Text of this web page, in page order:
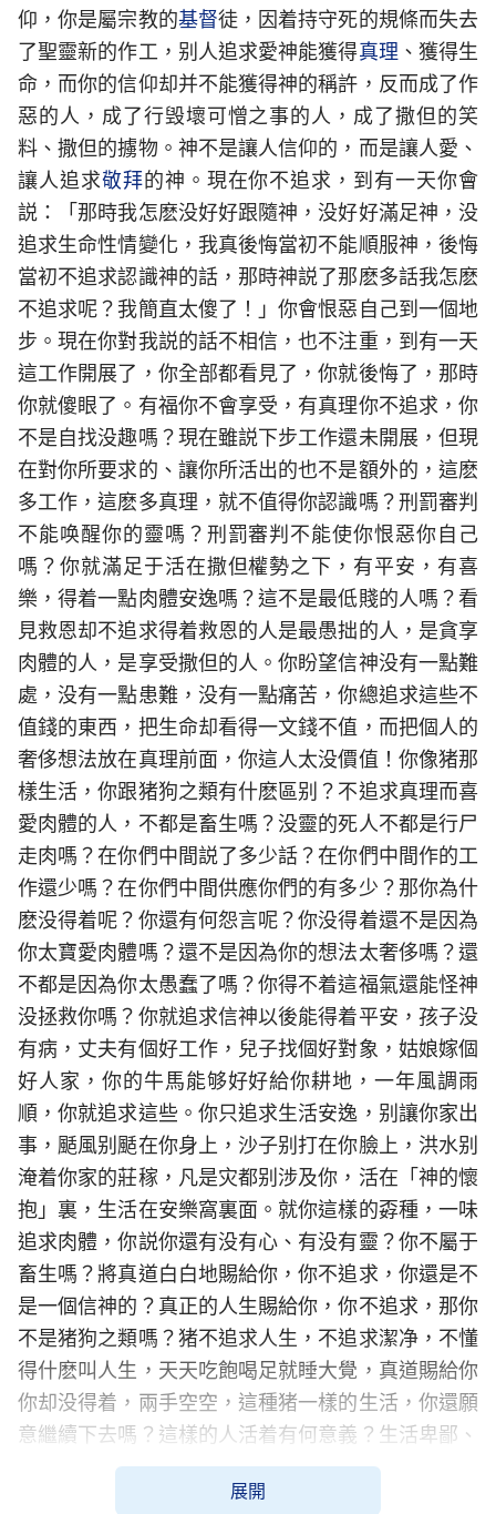
仰，你是屬宗教的基督徒，因着持守死的規條而失去
了聖靈新的作工，别人追求愛神能獲得真理 、獲得生
命，而你的信仰却并不能獲得神的稱許，反而成了作
惡的人，成了行毁壞可憎之事的人，成了撒但的笑
料、撒但的擄物。神不是讓人信仰的，而是讓人愛、
讓人追求敬拜的神。現在你不追求，到有一天你會
説：「那時我怎麽没好好跟隨神，没好好滿足神，没
追求生命性情變化，我真後悔當初不能順服神，後悔
當初不追求認識神的話，那時神説了那麽多話我怎麽
不追求呢？我簡直太傻了！」你會恨惡自己到一個地
步。現在你對我説的話不相信，也不注重，到有一天
這工作開展了，你全部都看見了，你就後悔了，那時
你就傻眼了。有福你不會享受，有真理你不追求，你
不是自找没趣嗎？現在雖説下步工作還未開展，但現
在對你所要求的、讓你所活出的也不是額外的，這麽
多工作，這麽多真理，就不值得你認識嗎？刑罰審判
不能唤醒你的靈嗎？刑罰審判不能使你恨惡你自己
嗎？你就滿足于活在撒但權勢之下，有平安，有喜
樂，得着一點肉體安逸嗎？這不是最低賤的人嗎？看
見救恩却不追求得着救恩的人是最愚拙的人，是貪享
肉體的人，是享受撒但的人。你盼望信神没有一點難
處，没有一點患難，没有一點痛苦，你總追求這些不
值錢的東西，把生命却看得一文錢不值，而把個人的
奢侈想法放在真理前面，你這人太没價值！你像猪那
樣生活，你跟猪狗之類有什麽區别？不追求真理而喜
愛肉體的人，不都是畜生嗎？没靈的死人不都是行尸
走肉嗎？在你們中間説了多少話？在你們中間作的工
作還少嗎？在你們中間供應你們的有多少？那你為什
麽没得着呢？你還有何怨言呢？你没得着還不是因為
你太寶愛肉體嗎？還不是因為你的想法太奢侈嗎？還
不都是因為你太愚蠢了嗎？你得不着這福氣還能怪神
没拯救你嗎？你就追求信神以後能得着平安，孩子没
有病，丈夫有個好工作，兒子找個好對象，姑娘嫁個
好人家，你的牛馬能够好好給你耕地，一年風調雨
順，你就追求這些。你只追求生活安逸，别讓你家出
事，颳風别颳在你身上，沙子别打在你臉上，洪水别
淹着你家的莊稼，凡是灾都别涉及你，活在「神的懷
抱」裏，生活在安樂窩裏面。就你這樣的孬種，一味
追求肉體，你説你還有没有心、有没有靈？你不屬于
畜生嗎？將真道白白地賜給你，你不追求，你還是不
是一個信神的？真正的人生賜給你，你不追求，那你
不是猪狗之類嗎？猪不追求人生，不追求潔净，不懂
得什麽叫人生，天天吃飽喝足就睡大覺，真道賜給你
你却没得着，兩手空空，這種猪一樣的生活，你還願
意繼續下去嗎？這樣的人活着有何意義？生活卑鄙、
下賤，活在污穢、淫亂之中，没有一點追求的目標，
你的一生不是最下賤的一生嗎？還有何臉面去見神？
展開